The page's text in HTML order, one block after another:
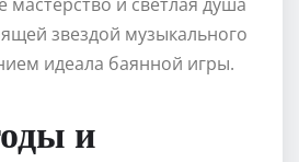
звездой музыкального
идеала баянной игры.
и